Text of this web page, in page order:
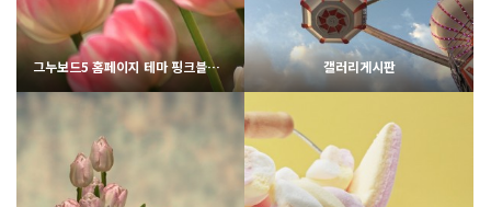
2427
그누보드5 홈페이지 테마 핑크블라썸
2189
02-06
갤러리게시판